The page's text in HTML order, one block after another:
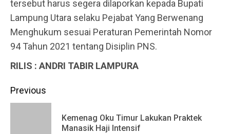
tersebut harus segera dilaporkan kepada Bupati
Lampung Utara selaku Pejabat Yang Berwenang
Menghukum sesuai Peraturan Pemerintah Nomor
94 Tahun 2021 tentang Disiplin PNS.
RILIS : ANDRI TABIR LAMPURA
Continue
Previous
Kemenag Oku Timur Lakukan Praktek
Manasik Haji Intensif